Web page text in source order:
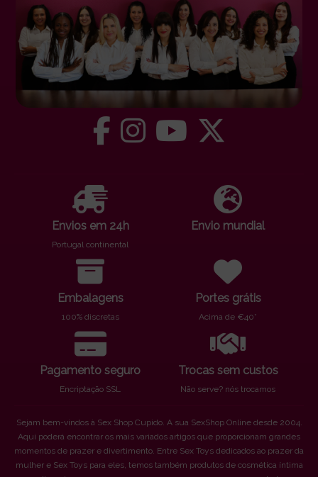
Envios em 24h
Portugal continental
Envio mundial
Embalagens
100% discretas
Portes grátis
Acima de €40*
Pagamento seguro
Encriptação SSL
Trocas sem custos
Não serve? nós trocamos
Sejam bem-vindos à Sex Shop Cupido. A sua SexShop Online desde 2004.
Aqui poderá encontrar os mais variados artigos que proporcionam grandes
momentos de prazer e divertimento. Entre Sex Toys dedicados ao prazer da
mulher e Sex Toys para eles, temos também produtos de cosmética íntima